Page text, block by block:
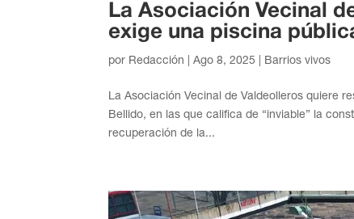
La Asociación Vecinal
exige una piscina
por Redacción |Ago 8, 2025 Barrios vivos
La Asociación Vecinal de Valdeolleros quiere
Bellido, en las que califica de “inviable” la
recuperación de la...